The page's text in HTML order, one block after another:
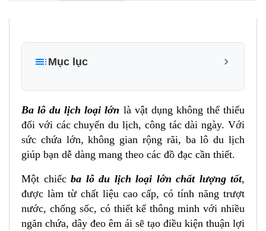
Mục lục
1. Đặc điểm và tính năng nổi bật của sản phẩm Ba
1.1 Thiết kế thông minh, đa năng và tiện lợi:
1.2 Chất liệu cao cấp và khả năng chống thấm
nước
Ba lô du lịch loại lớn Xbags Travel Xb 1001
Mặt trước của balo du lịch Xbags Travel Xb 1001
Ngăn trong Balo du lịch loại lớn đa năng Xbags
Travel Xb 1001
Ba lô du lịch loại lớn là vật dụng không thể thiếu
đối với các chuyến du lịch, công tác dài ngày. Với
sức chứa lớn, không gian rộng rãi, ba lô du lịch
giúp bạn dễ dàng mang theo các đồ đạc cần thiết.
Một chiếc ba lô du lịch loại lớn chất lượng tốt,
được làm từ chất liệu cao cấp, có tính năng trượt
nước, chống sốc, có thiết kế thông minh với nhiều
ngăn chứa, dây đeo êm ái sẽ tạo điều kiện thuận lợi